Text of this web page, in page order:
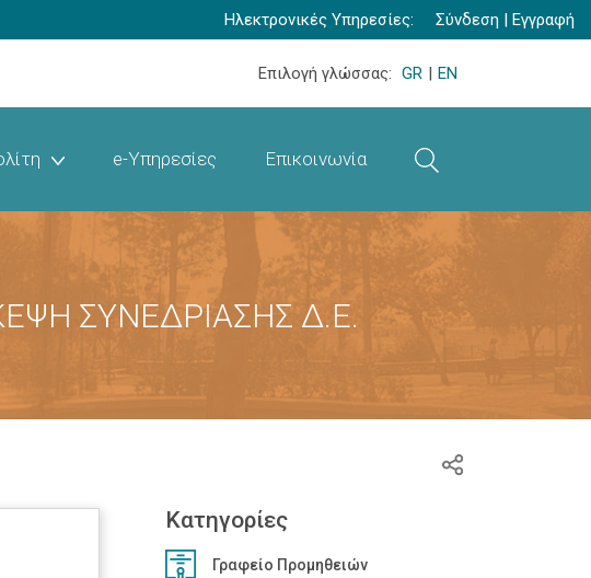
Ηλεκτρονικές Υπηρεσίες: Σύνδεση | Εγγραφή
Επιλογή γλώσσας: GR | EN
e-Υπηρεσίες Επικοινωνία
ΣΥΝΕΔΡΙΑΣΗΣ Δ.Ε.
Κατηγορίες
Γραφείο Προμηθειών